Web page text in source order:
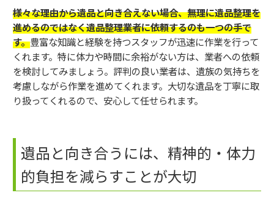
様々な理由から遺品と向き合えない場合、無理に遺品整理を
進めるのではなく遺品整理業者に依頼するのも一つの手で
す。豊富な知識と経験を持つスタッフが迅速に作業を行って
くれます。特に体力や時間に余裕がない方は、業者への依頼
を検討してみましょう。評判の良い業者は、遺族の気持ちを
考慮しながら作業を進めてくれます。大切な遺品を丁寧に取
り扱ってくれるので、安心して任せられます。
遺品と向き合うには、精神的・体力
的負担を減らすことが大切